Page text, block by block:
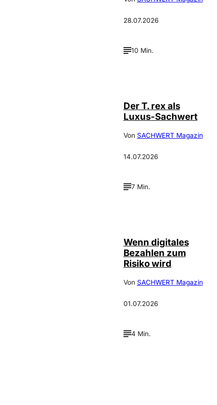
28.07.2026
10 Min.
Der T. rex als
Luxus-Sachwert
Von SACHWERT Magazin
14.07.2026
7 Min.
Wenn digitales
Bezahlen zum
Risiko wird
Von SACHWERT Magazin
01.07.2026
4 Min.